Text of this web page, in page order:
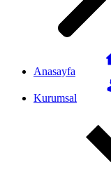
Anasayfa
Kurumsal